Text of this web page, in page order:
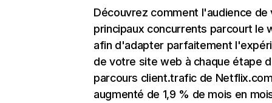
Découvrez comment l'audience de
principaux concurrents parcourt le
afin d'adapter parfaitement
de votre site web à chaque étape
parcours client.trafic de
augmenté de 1,9 % de mois en